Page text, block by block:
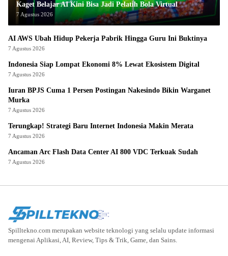
Kaget Belajar AI Kini Bisa Jadi Pelatih Bola Virtual
7 Agustus 2026
AI AWS Ubah Hidup Pekerja Pabrik Hingga Guru Ini Buktinya
7 Agustus 2026
Indonesia Siap Lompat Ekonomi 8% Lewat Ekosistem Digital
7 Agustus 2026
Iuran BPJS Cuma 1 Persen Postingan Nakesindo Bikin Warganet
Murka
7 Agustus 2026
Terungkap! Strategi Baru Internet Indonesia Makin Merata
7 Agustus 2026
Ancaman Arc Flash Data Center AI 800 VDC Terkuak Sudah
7 Agustus 2026
Spilltekno.com merupakan website teknologi yang selalu update informasi
mengenai Aplikasi, AI, Review, Tips & Trik, Game, dan Sains.